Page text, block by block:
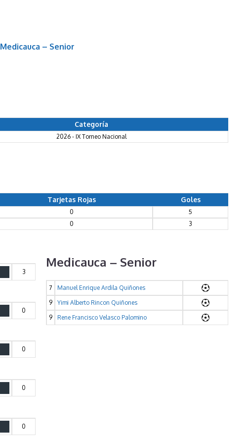
Medicauca – Senior
Categoría
2026 - IX Torneo Nacional
Tarjetas Rojas Goles
0
5
0 3
Medicauca – Senior
7
Manuel Enrique Ardila Quiñones
9
Yimi Alberto Rincon Quiñones
9
Rene Francisco Velasco Palomino
3
0
0
0
0